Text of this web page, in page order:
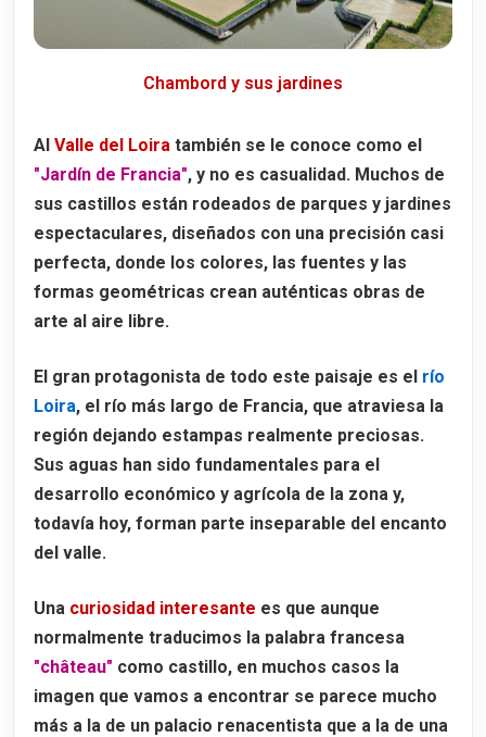
Qué ver en el interior de Cheverny
Abadía de Fontevraud
La necrópolis de los Plantagenet
Las tumbas de Leonor de Aquitania y Ricardo Corazón de León
Quién fue Leonor de Aquitania
Castillo de Chaumont-sur-Loire
Cómo llegar al Château de Chaumont-sur-Loire
El castillo actual y sus jardines
Horarios y entradas del Château de Chaumont-sur-Loire
Tours: la capital del Valle del Loira
La Catedral de San Gatien
Por qué alojarse en Tours
Chambord y sus jardines
Al Valle del Loira también se le conoce como el
"Jardín de Francia", y no es casualidad. Muchos de
sus castillos están rodeados de parques y jardines
espectaculares, diseñados con una precisión casi
perfecta, donde los colores, las fuentes y las
formas geométricas crean auténticas obras de
arte al aire libre.
El gran protagonista de todo este paisaje es el río
Loira, el río más largo de Francia, que atraviesa la
región dejando estampas realmente preciosas.
Sus aguas han sido fundamentales para el
desarrollo económico y agrícola de la zona y,
todavía hoy, forman parte inseparable del encanto
del valle.
Una curiosidad interesante es que aunque
normalmente traducimos la palabra francesa
"château" como castillo, en muchos casos la
imagen que vamos a encontrar se parece mucho
más a la de un palacio renacentista que a la de una